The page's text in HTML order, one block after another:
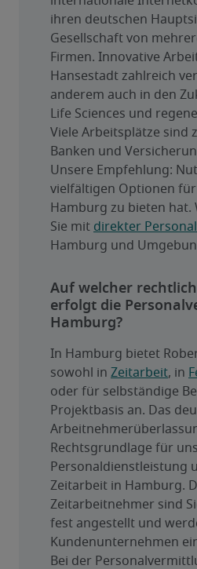
ihren deutschen
Gesellschaft von
Firmen. Innovative
Hansestadt zahlreich
anderem auch in den
Life Sciences und
Viele Arbeitsplätze sind
Banken und
Unsere Empfehlung:
vielfältigen Optionen
Hamburg zu bieten
Sie mit direkter
Hamburg und
Auf welcher
erfolgt die
Hamburg?
In Hamburg bietet
sowohl in Zeitarbeit, in
oder für selbständige
Projektbasis an. Das
Rechtsgrundlage für
Personaldienstleistung
Zeitarbeit in Hamburg.
Zeitarbeitnehmer sind
fest angestellt und
Kundenunternehmen
Bei der